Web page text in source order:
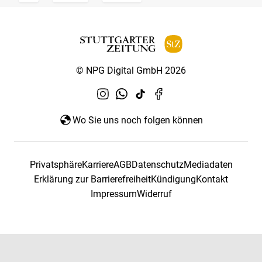
© NPG Digital GmbH 2026
Wo Sie uns noch folgen können
PrivatsphäreKarriereAGBDatenschutzMediadaten
Erklärung zur BarrierefreiheitKündigungKontakt
ImpressumWiderruf